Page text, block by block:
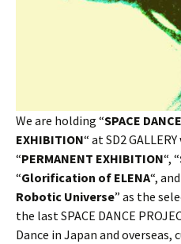
We are holding “SPACE
EXHIBITION“ at SD2
“PERMANENT EXHIBITION“, “
“Glorification of ELENA“,
Robotic Universe” as the
the last SPACE DANCE
Dance in Japan and